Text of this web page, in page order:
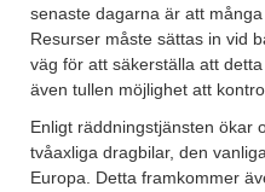
senaste dagarna är att
Resurser måste sättas in vid
väg för att säkerställa att
även tullen möjlighet att
Enligt räddningstjänsten ökar
tvåaxliga dragbilar, den
Europa. Detta framkommer